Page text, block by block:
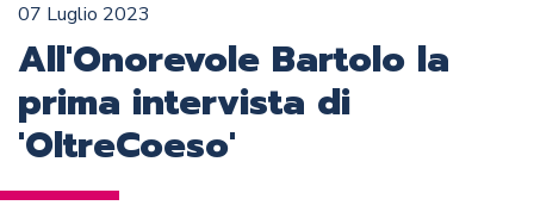
07 Luglio 2023
All'Onorevole Bartolo la
prima intervista di
'OltreCoeso'